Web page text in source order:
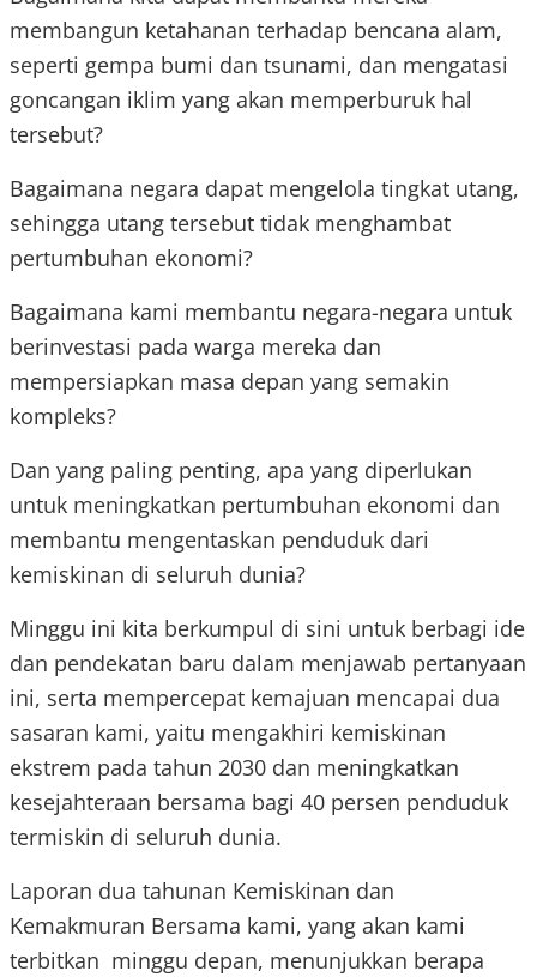
membangun ketahanan terhadap bencana alam,
seperti gempa bumi dan tsunami, dan mengatasi
goncangan iklim yang akan memperburuk hal
tersebut?
Bagaimana negara dapat mengelola tingkat utang,
sehingga utang tersebut tidak menghambat
pertumbuhan ekonomi?
Bagaimana kami membantu negara-negara untuk
berinvestasi pada warga mereka dan
mempersiapkan masa depan yang semakin
kompleks?
Dan yang paling penting, apa yang diperlukan
untuk meningkatkan pertumbuhan ekonomi dan
membantu mengentaskan penduduk dari
kemiskinan di seluruh dunia?
Minggu ini kita berkumpul di sini untuk berbagi ide
dan pendekatan baru dalam menjawab pertanyaan
ini, serta mempercepat kemajuan mencapai dua
sasaran kami, yaitu mengakhiri kemiskinan
ekstrem pada tahun 2030 dan meningkatkan
kesejahteraan bersama bagi 40 persen penduduk
termiskin di seluruh dunia.
Laporan dua tahunan Kemiskinan dan
Kemakmuran Bersama kami, yang akan kami
terbitkan minggu depan, menunjukkan berapa